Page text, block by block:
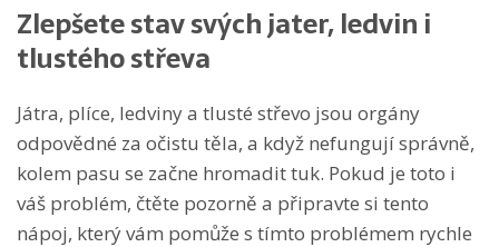
Zlepšete stav svých jater, ledvin i
tlustého střeva
Játra, plíce, ledviny a tlusté střevo jsou orgány
odpovědné za očistu těla, a když nefungují správně,
kolem pasu se začne hromadit tuk. Pokud je toto i
váš problém, čtěte pozorně a připravte si tento
nápoj, který vám pomůže s tímto problémem rychle